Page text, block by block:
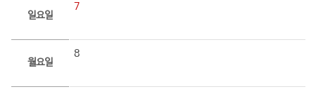
일요일
7
월요일
8